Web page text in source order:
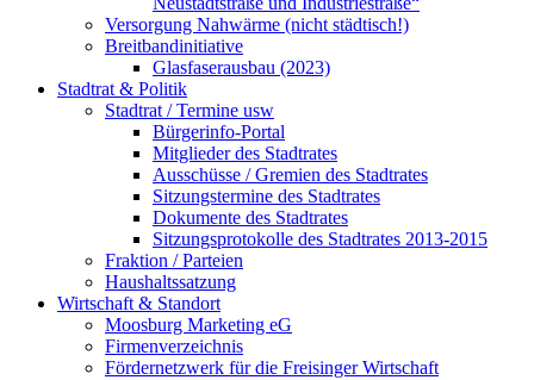
Versorgung Nahwärme (nicht städtisch!)
Breitbandinitiative
Glasfaserausbau (2023)
Stadtrat & Politik
Stadtrat / Termine usw
Bürgerinfo-Portal
Mitglieder des Stadtrates
Ausschüsse / Gremien des Stadtrates
Sitzungstermine des Stadtrates
Dokumente des Stadtrates
Sitzungsprotokolle des Stadtrates 2013-2015
Fraktion / Parteien
Haushaltssatzung
Wirtschaft & Standort
Moosburg Marketing eG
Firmenverzeichnis
Fördernetzwerk für die Freisinger Wirtschaft